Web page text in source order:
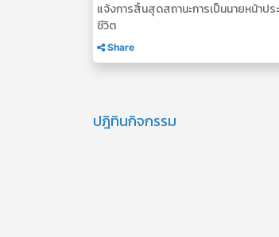
แจ้งการสิ้นสุดสถานะการเป็นนายหน้าปร
ชีวิต
Share
ปฎิทินกิจกรรม